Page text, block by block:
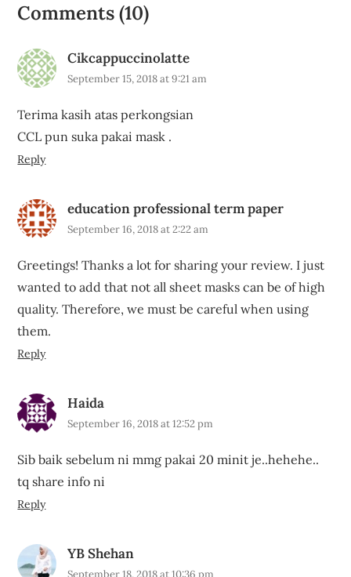
Comments (10)
Cikcappuccinolatte
September 15, 2018 at 9:21 am
Terima kasih atas perkongsian
CCL pun suka pakai mask .
Reply
education professional term paper
September 16, 2018 at 2:22 am
Greetings! Thanks a lot for sharing your review. I just
wanted to add that not all sheet masks can be of high
quality. Therefore, we must be careful when using
them.
Reply
Haida
September 16, 2018 at 12:52 pm
Sib baik sebelum ni mmg pakai 20 minit je..hehehe..
tq share info ni
Reply
YB Shehan